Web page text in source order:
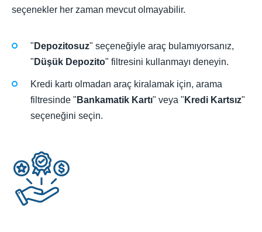
seçenekler her zaman mevcut olmayabilir.
" Depozitosuz" seçeneğiyle araç bulamıyorsanız,
" Düşük Depozito" filtresini kullanmayı deneyin.
Kredi kartı olmadan araç kiralamak için, arama
filtresinde " Bankamatik Kartı" veya " Kredi Kartsız"
seçeneğini seçin.